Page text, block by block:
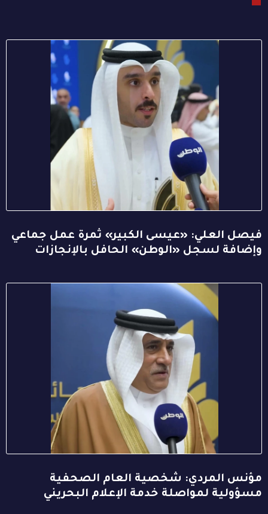
فيصل العلي: «عيسى الكبير» ثمرة عمل جماعي
وإضافة لسجل «الوطن» الحافل بالإنجازات
مؤنس المردي: شخصية العام الصحفية
مسؤولية لمواصلة خدمة الإعلام البحريني